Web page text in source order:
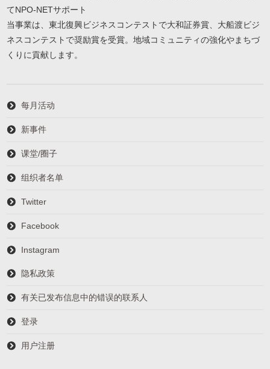
てNPO-NETサポート
当事業は、東北復興ビジネスコンテストで大和証券賞、大船渡ビジ
ネスコンテストで奨励賞を受賞。地域コミュニティの強化やまちづ
くりに貢献します。
每月活动
新事件
课堂/圈子
组织者名单
Twitter
Facebook
Instagram
隐私政策
有关已发布信息中的错误的联系人
登录
用户注册